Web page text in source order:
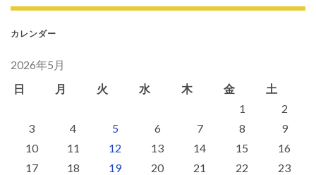
カレンダー
2026年5月
日
月 火 水 木 金
土
1
2
3
4 5 6 7 8
9
10
11 12 13 14 15
16
17
18 19 20 21 22
23